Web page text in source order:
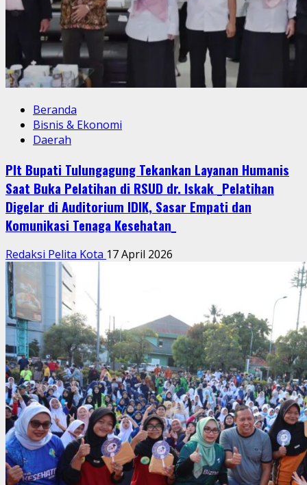
Beranda
Bisnis & Ekonomi
Daerah
Plt Bupati Tulungagung Tekankan Layanan Humanis
Saat Buka Pelatihan di RSUD dr. Iskak _Pelatihan
Digelar di Auditorium IDIK, Sasar Empati dan
Komunikasi Tenaga Kesehatan_
Redaksi Pelita Kota 17 April 2026